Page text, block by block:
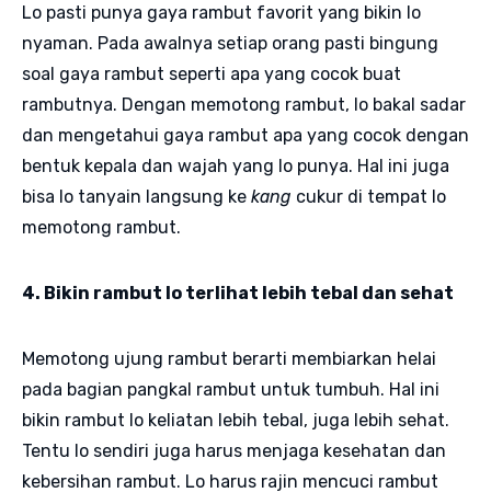
Lo pasti punya gaya rambut favorit yang bikin lo
nyaman. Pada awalnya setiap orang pasti bingung
soal gaya rambut seperti apa yang cocok buat
rambutnya. Dengan memotong rambut, lo bakal sadar
dan mengetahui gaya rambut apa yang cocok dengan
bentuk kepala dan wajah yang lo punya. Hal ini juga
bisa lo tanyain langsung ke kang cukur di tempat lo
memotong rambut.
4. Bikin rambut lo terlihat lebih tebal dan sehat
Memotong ujung rambut berarti membiarkan helai
pada bagian pangkal rambut untuk tumbuh. Hal ini
bikin rambut lo keliatan lebih tebal, juga lebih sehat.
Tentu lo sendiri juga harus menjaga kesehatan dan
kebersihan rambut. Lo harus rajin mencuci rambut